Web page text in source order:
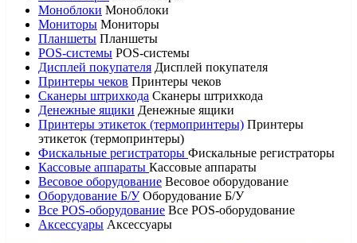
Моноблоки Моноблоки
Мониторы Мониторы
Планшеты Планшеты
POS-системы POS-системы
Дисплей покупателя Дисплей покупателя
Принтеры чеков Принтеры чеков
Сканеры штрихкода Сканеры штрихкода
Денежные ящики Денежные ящики
Принтеры этикеток (термопринтеры) Принтеры
этикеток (термопринтеры)
Фискальные регистраторы Фискальные регистраторы
Кассовые аппараты Кассовые аппараты
Весовое оборудование Весовое оборудование
Оборудование Б/У Оборудование Б/У
Все POS-оборудование Все POS-оборудование
Аксессуары Аксессуары